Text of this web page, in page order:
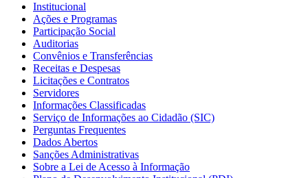
Institucional
Ações e Programas
Participação Social
Auditorias
Convênios e Transferências
Receitas e Despesas
Licitações e Contratos
Servidores
Informações Classificadas
Serviço de Informações ao Cidadão (SIC)
Perguntas Frequentes
Dados Abertos
Sanções Administrativas
Sobre a Lei de Acesso à Informação